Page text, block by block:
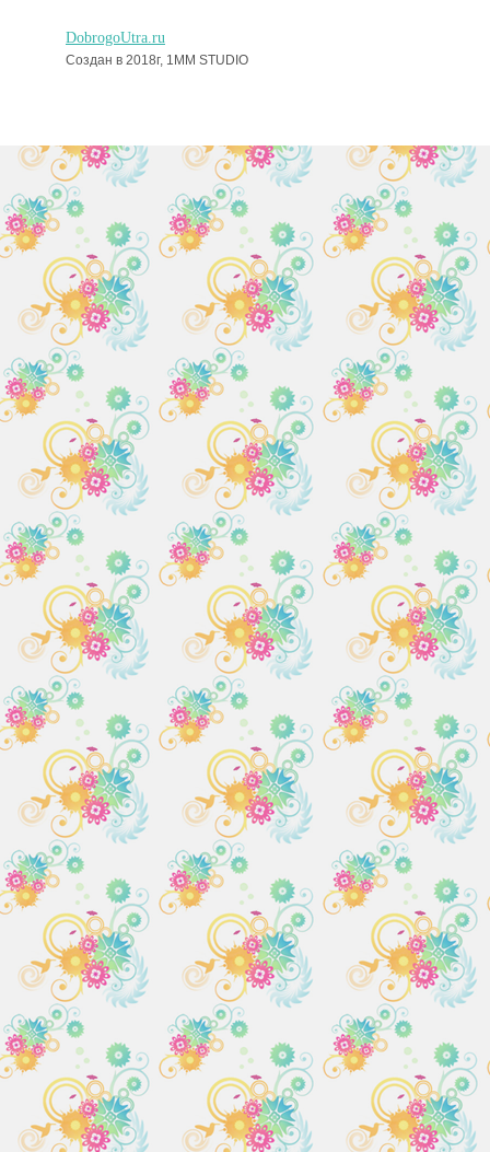
DobrogoUtra.ru
Создан в 2018г, 1MM STUDIO